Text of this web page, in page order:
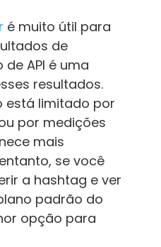
é muito útil para
de
API é uma
resultados.
está limitado por
por medições
mais
se você
a hashtag e ver
padrão do
opção para